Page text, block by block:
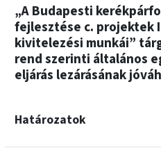
„A Budapesti
fejlesztése c. projektek
kivitelezési munkái”
rend szerinti általános
eljárás lezárásának
Határozatok